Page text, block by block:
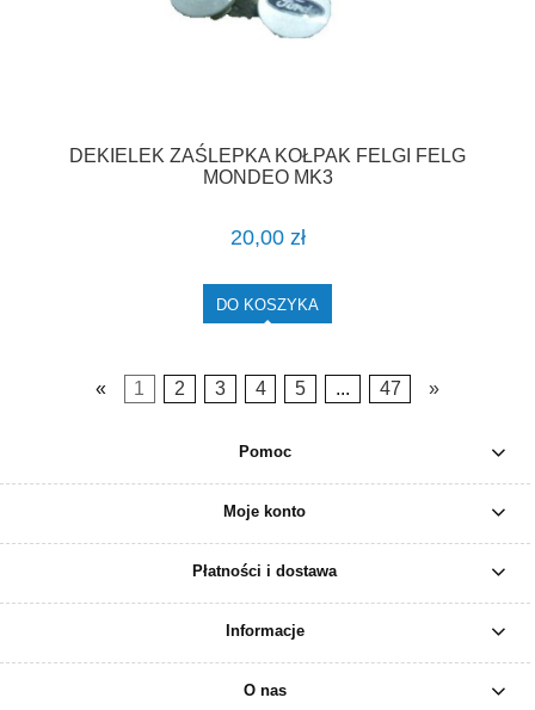
DEKIELEK ZAŚLEPKA KOŁPAK FELGI FELG
MONDEO MK3
20,00 zł
DO KOSZYKA
« 1 2 3 4 5 ... 47 »
Pomoc
Moje konto
Płatności i dostawa
Informacje
O nas